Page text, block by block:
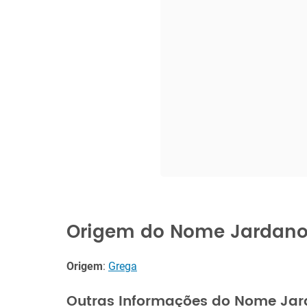
Origem do Nome Jardano
Origem: Grega
Outras Informações do Nome